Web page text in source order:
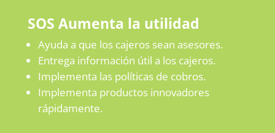
SOS Aumenta la utilidad
Ayuda a que los cajeros sean asesores.
Entrega información útil a los cajeros.
Implementa las políticas de cobros.
Implementa productos innovadores
rápidamente.